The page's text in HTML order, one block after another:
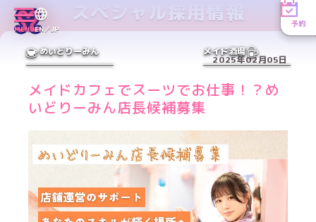
MENUEN／JP
予約
めいどりーみん メイド酒場
スペシャル採用情報
2025年02月05日
メイドカフェでスーツでお仕事！？め
いどりーみん店長候補募集